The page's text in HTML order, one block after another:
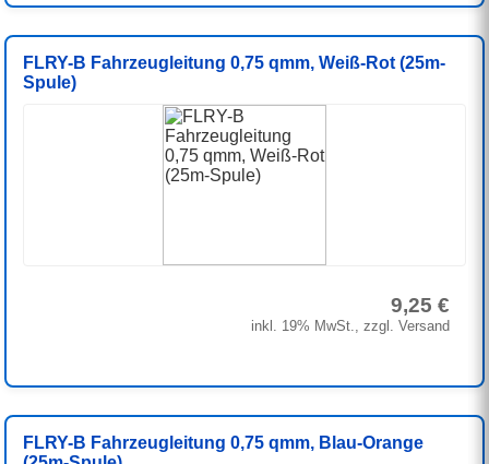
FLRY-B Fahrzeugleitung 0,75 qmm, Weiß-Rot (25m-
Spule)
9,25 €
inkl. 19% MwSt., zzgl. Versand
FLRY-B Fahrzeugleitung 0,75 qmm, Blau-Orange